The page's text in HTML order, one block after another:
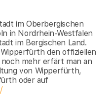
im Oberbergischen
in Nordrhein-Westfalen
im Bergischen Land.
den offiziellen
mehr erfärt man an
von Wipperfürth,
oder auf